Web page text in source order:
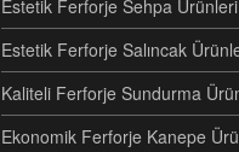
Estetik Ferforje Sehpa
Estetik Ferforje Salıncak
Kaliteli Ferforje Sundurma
Ekonomik Ferforje Kanepe